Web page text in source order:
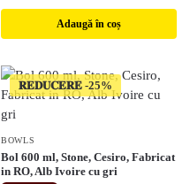
Adaugă în coș
𝐑𝐄𝐃𝐔𝐂𝐄𝐑𝐄
BOWLS
Bol 600 ml, Stone, Cesiro, Fabricat
in RO, Alb Ivoire cu gri